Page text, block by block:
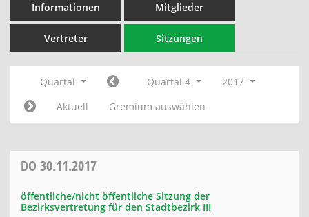
Informationen Mitglieder
Vertreter Sitzungen
Quartal Quartal 4
2017
Aktuell
Gremium auswählen
DO 30.11.2017
öffentliche/nicht öffentliche Sitzung der
Bezirksvertretung für den Stadtbezirk III